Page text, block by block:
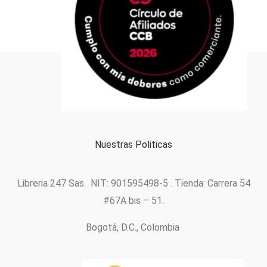
Formas de pago
Nuestras Politicas
Libreria 247 Sas. NIT: 901595498-5 . Tienda: Carrera 54
#67A bis – 51.
Bogotá, D.C., Colombia